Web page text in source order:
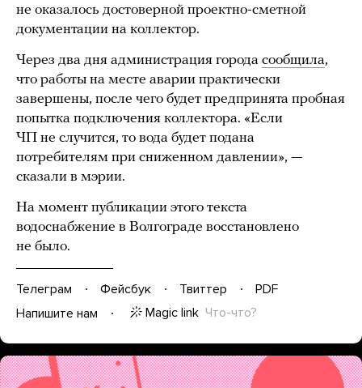
не оказалось достоверной проектно-сметной
документации на коллектор.
Через два дня администрация города сообщила,
что работы на месте аварии практически
завершены, после чего будет предпринята пробная
попытка подключения коллектора. «Если
ЧП не случится, то вода будет подана
потребителям при сниженном давлении», —
сказали в мэрии.
На момент публикации этого текста
водоснабжение в Волгограде восстановлено
не было.
Телеграм Фейсбук Твиттер
PDF
Напишите нам
Magic link Что-что?